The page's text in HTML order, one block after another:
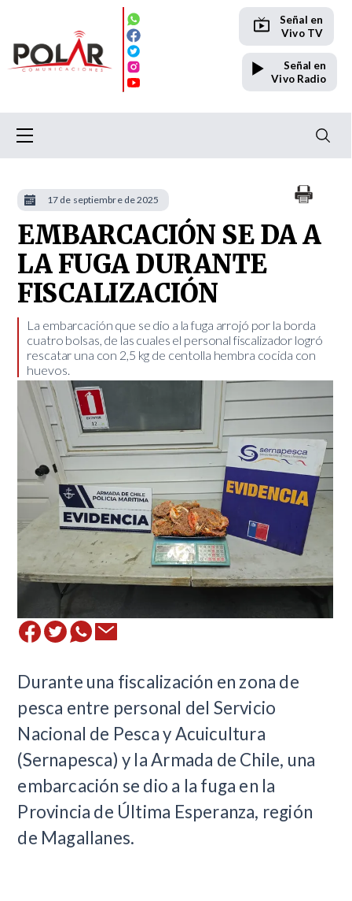
Señal en
Vivo TV
Señal en
Vivo Radio
EMBARCACIÓN SE DA A
LA FUGA DURANTE
FISCALIZACIÓN
​La embarcación que se dio a la fuga arrojó por la borda
cuatro bolsas, de las cuales el personal fiscalizador logró
rescatar una con 2,5 kg de centolla hembra cocida con
huevos.
Durante una fiscalización en zona de
pesca entre personal del Servicio
Nacional de Pesca y Acuicultura
(Sernapesca) y la Armada de Chile, una
embarcación se dio a la fuga en la
Provincia de Última Esperanza, región
de Magallanes.
17 de septiembre de 2025